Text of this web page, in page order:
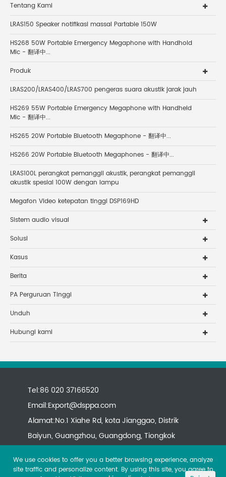
Tentang Kami
LRAS150 Speaker notifikasi massal Partable 150W
HS268 50W Portable Emergency Megaphone with Handhold
Mic - 翻译中...
Produk
LRAS200/LRAS400/LRAS700 pengeras suara akustik jarak jauh
HS269 55W Portable Emergency Megaphone with Handheld
Mic - 翻译中...
HS265 20W Portable Bluetooth Megaphone - 翻译中...
HS266 20W Portable Bluetooth Megaphones - 翻译中...
LRAS100L perangkat pemanggil akustik, perangkat pemanggil
akustik spesial 100W dengan lampu
Megafon Video ketepatan tinggi DSP169HD
Sistem audio visual
Solusi
Kasus
Berita
PA Perguruan Tinggi
Unduh
Hubungi kami
Tel:86 020 37166520
Email:Export@dsppa.com
Alamat:No.1 Xiahe Rd, kota Jianggao, Distrik
Baiyun, Guangzhou, Guangdong, Tiongkok
We use cookies to offer you a better browsing experience, analyze
site traffic and personalize content. By using this site, you agree to